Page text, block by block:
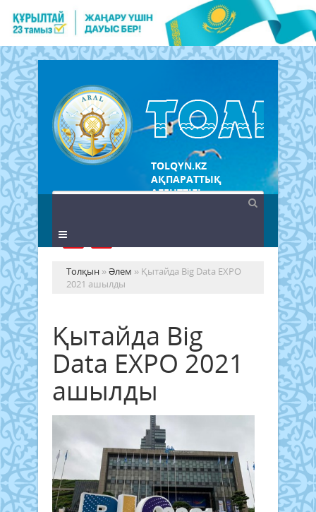
TOLQYN.KZ
АҚПАРАТТЫҚ
АГЕНТТІГІ
Толқын »Әлем » Қытайда Big Data EXPO
2021 ашылды
Қытайда Big
Data EXPO 2021
ашылды